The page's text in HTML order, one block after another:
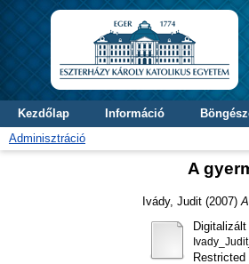
Kezdőlap Információ
Adminisztráció
A
Ivády, Judit (2007)
Digitalizált